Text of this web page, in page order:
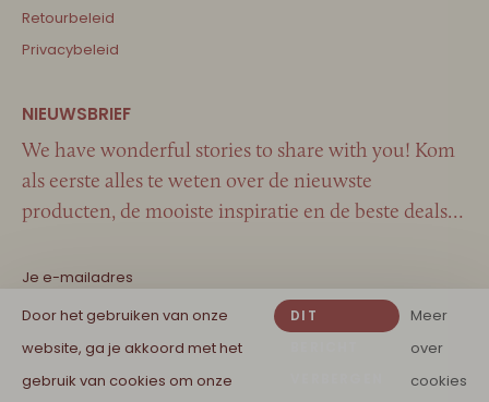
Retourbeleid
Privacybeleid
We have wonderful stories to share with you! Kom
als eerste alles te weten over de nieuwste
producten, de mooiste inspiratie en de beste deals…
Door het gebruiken van onze
website, ga je akkoord met het
gebruik van cookies om onze
DIT
Meer
over
cookies